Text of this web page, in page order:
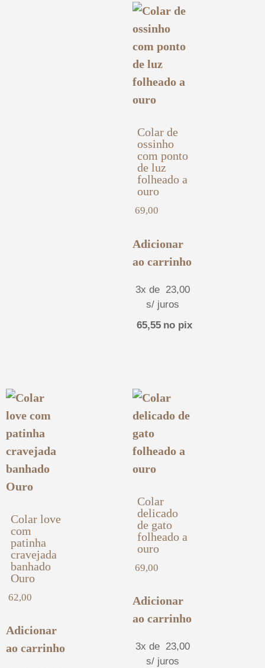
Colar de
ossinho
com ponto
de luz
folheado a
ouro
69,00
Adicionar
ao carrinho
3x de 23,00
s/ juros
65,55 no pix
Colar love
com
patinha
cravejada
banhado
Ouro
62,00
Adicionar
ao carrinho
Colar
delicado
de gato
folheado a
ouro
69,00
Adicionar
ao carrinho
3x de 23,00
s/ juros